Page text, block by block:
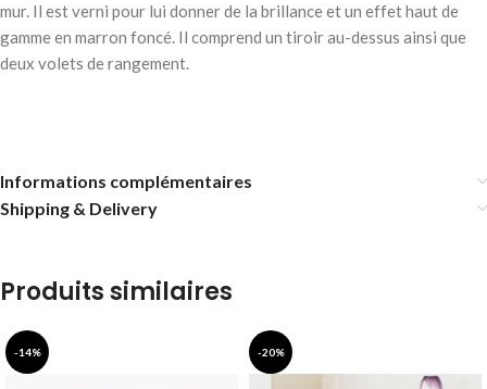
mur. Il est verni pour lui donner de la brillance et un effet haut de
gamme en marron foncé. Il comprend un tiroir au-dessus ainsi que
deux volets de rangement.
Informations complémentaires
Shipping & Delivery
Produits similaires
-14% -20%